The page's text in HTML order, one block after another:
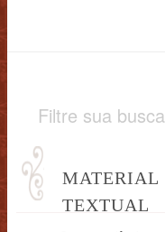
Filtre sua busca
MATERIAL
TEXTUAL